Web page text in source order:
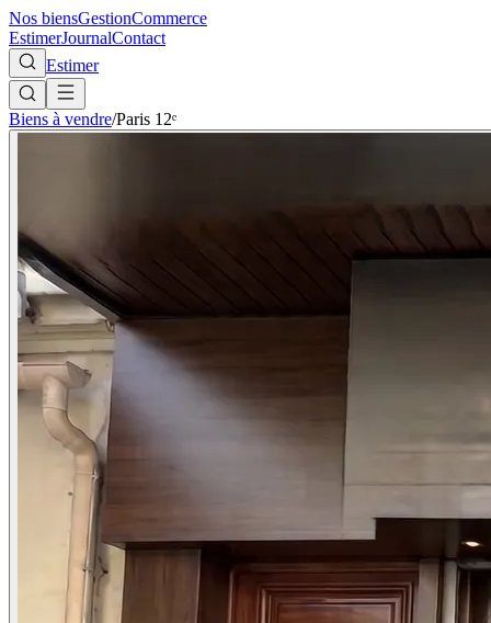
Nos biensGestionCommerce
EstimerJournalContact
Estimer
Biens à vendre/Paris 12ᵉ